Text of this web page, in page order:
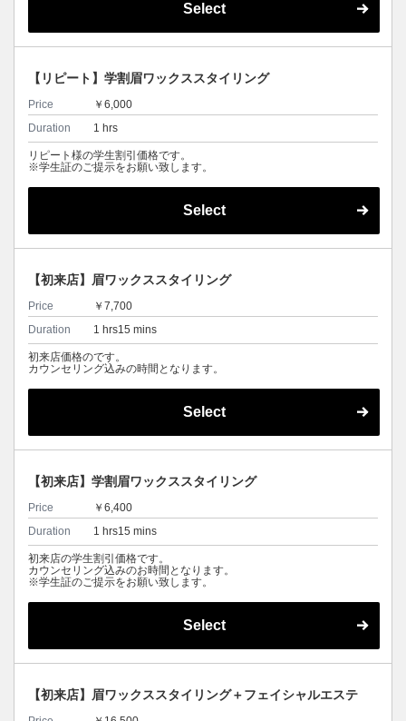
Select
【リピート】学割眉ワックススタイリング
Price
￥6,000
Duration
1 hrs
リピート様の学生割引価格です。
※学生証のご提示をお願い致します。
Select
【初来店】眉ワックススタイリング
Price
￥7,700
Duration
1 hrs15 mins
初来店価格のです。
カウンセリング込みの時間となります。
Select
【初来店】学割眉ワックススタイリング
Price
￥6,400
Duration
1 hrs15 mins
初来店の学生割引価格です。
カウンセリング込みのお時間となります。
※学生証のご提示をお願い致します。
Select
【初来店】眉ワックススタイリング＋フェイシャルエステ